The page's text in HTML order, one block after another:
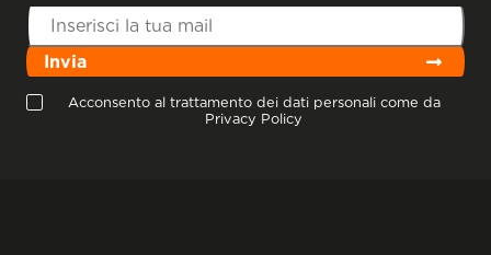
Invia
Acconsento al trattamento dei dati personali come da
Privacy Policy